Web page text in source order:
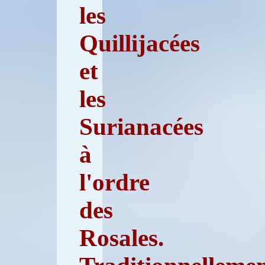
les
Quillijacées
et
les
Surianacées
à
l'ordre
des
Rosales.